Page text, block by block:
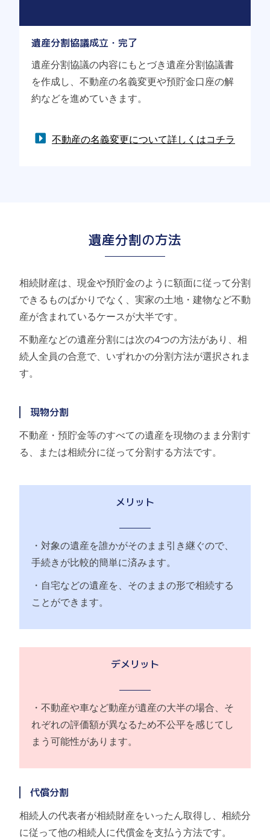
遺産分割協議成立・完了
遺産分割協議の内容にもとづき遺産分割協議書
を作成し、不動産の名義変更や預貯金口座の解
約などを進めていきます。
不動産の名義変更について詳しくはコチラ
遺産分割の方法
相続財産は、現金や預貯金のように額面に従って分割
できるものばかりでなく、実家の土地・建物など不動
産が含まれているケースが大半です。
不動産などの遺産分割には次の4つの方法があり、相
続人全員の合意で、いずれかの分割方法が選択されま
す。
現物分割
不動産・預貯金等のすべての遺産を現物のまま分割す
る、または相続分に従って分割する方法です。
メリット
・対象の遺産を誰かがそのまま引き継ぐので、
手続きが比較的簡単に済みます。
・自宅などの遺産を、そのままの形で相続する
ことができます。
デメリット
・不動産や車など動産が遺産の大半の場合、そ
れぞれの評価額が異なるため不公平を感じてし
まう可能性があります。
代償分割
相続人の代表者が相続財産をいったん取得し、相続分
に従って他の相続人に代償金を支払う方法です。